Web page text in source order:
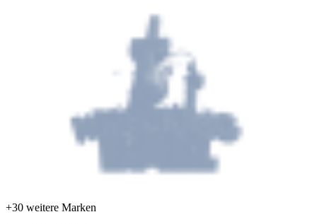
+30 weitere Marken